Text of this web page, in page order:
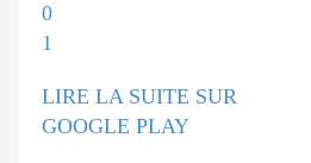
LIRE LA SUITE SUR
GOOGLE PLAY